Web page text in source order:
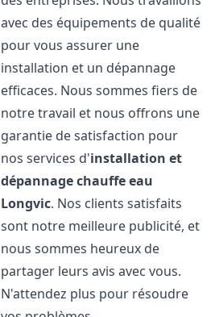
avec des équipements de qualité
pour vous assurer une
installation et un dépannage
efficaces. Nous sommes fiers de
notre travail et nous offrons une
garantie de satisfaction pour
nos services d'installation et
dépannage chauffe eau
Longvic. Nos clients satisfaits
sont notre meilleure publicité, et
nous sommes heureux de
partager leurs avis avec vous.
N'attendez plus pour résoudre